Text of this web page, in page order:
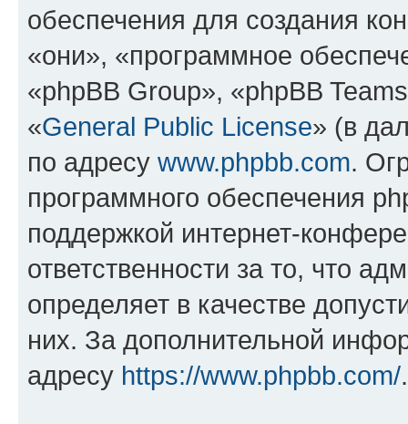
обеспечения для создания
«они», «программное
«phpBB Group», «phpBB
«General Public License» (в
по адресу www.phpbb.com.
программного обеспечения
поддержкой интернет-
ответственности за то, что
определяет в качестве
них. За дополнительной
адресу https://www.phpbb.com/.